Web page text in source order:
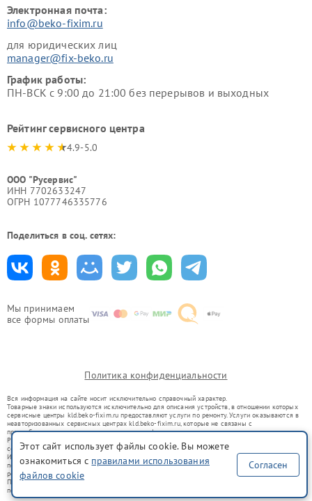
Мы принимаем
все формы оплаты
Электронная почта:
info@beko-fixim.ru
для юридических лиц
manager@fix-beko.ru
График работы:
ПН-ВСК с 9:00 до 21:00 без перерывов и выходных
Рейтинг сервисного центра
4.9-5.0
ООО "Русервис"
ИНН 7702633247
ОГРН 1077746335776
Поделиться в соц. сетях:
Политика конфиденциальности
Вся информация на сайте носит исключительно справочный характер.
Товарные знаки используются исключительно для описания устройств, в отношении которых
сервисные центры kld.beko-fixim.ru предоставляют услуги по ремонту. Услуги оказываются в
неавторизованных сервисных центрах kld.beko-fixim.ru, которые не связаны с
правообладателями товарных знаков или их официальными представителями.
Ремонт осуществляется для устройств, уже введенных в гражданский оборот в соответствии
со статьей 1487 ГК РФ.
Использование товарных знаков не преследует цели индивидуализации услуг или введения
потребителей в заблуждение, а служит для информирования о предоставляемых услугах по
ремонту техники указанных брендов.
Представленная на сайте информация не является публичной офертой, определяемой
положениями Статьи 437(2) Гражданского кодекса РФ
Этот сайт использует файлы cookie. Вы можете
ознакомиться с правилами использования
файлов cookie
Согласен